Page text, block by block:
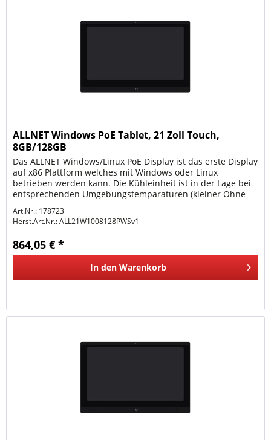
ALLNET Windows PoE Tablet, 21 Zoll Touch,
8GB/128GB
Das ALLNET Windows/Linux PoE Display ist das erste Display
auf x86 Plattform welches mit Windows oder Linux
betrieben werden kann. Die Kühleinheit ist in der Lage bei
entsprechenden Umgebungstemparaturen (kleiner Ohne
Art.Nr.: 178723
Herst.Art.Nr.:ALL21W1008128PWSv1
864,05 € *
In den Warenkorb